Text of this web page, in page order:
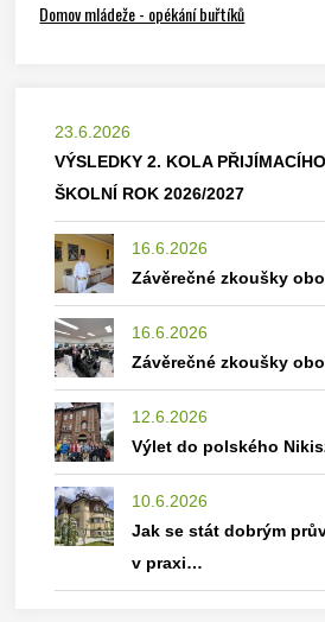
Domov mládeže - opékání buřtíků
23.6.2026
VÝSLEDKY 2. KOLA
ŠKOLNÍ ROK 2026/2027
16.6.2026
Závěrečné zkoušky
16.6.2026
Závěrečné zkoušky
12.6.2026
Výlet do polského
10.6.2026
Jak se stát dobrým
v praxi…